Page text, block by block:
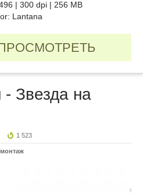
| 300 dpi | 256 MB
Lantana
Звезда на
1 523